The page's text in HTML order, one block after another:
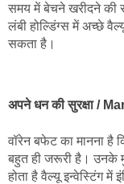
समय में बेचने खरीदने की
लंबी होल्डिंग्स में अच्छे
सकता है।
अपने धन की सुरक्षा /
वॉरेन बफेट का मानना है
बहुत ही जरूरी है। उनके
होता है वैल्यू इन्वेस्टिंग में